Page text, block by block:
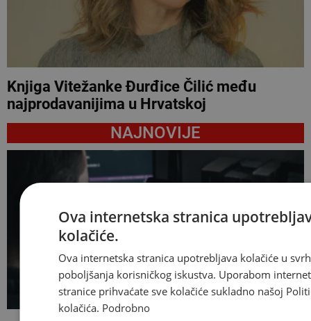
Knjiga Vitežanke Đurđice Čilić među
najprodavanijima u Hrvatskoj
NAJNOVIJE
Ova internetska stranica
kolačiće.
Ova internetska stranica upotrebljava kolačiće u
poboljšanja korisničkog iskustva. Uporabom
stranice prihvaćate sve kolačiće sukladno našoj
kolačića. Podrobno